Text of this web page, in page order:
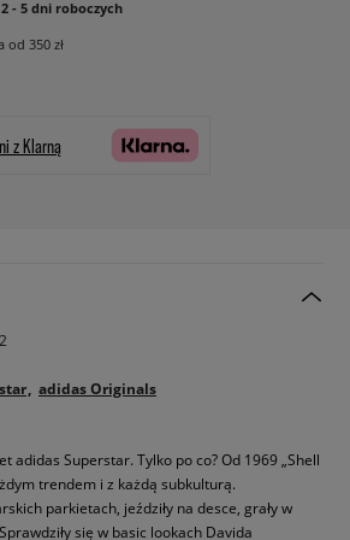
2 - 5 dni roboczych
od 350 zł
z Klarną
adidas Originals
adidas Superstar. Tylko po co? Od 1969 „Shell
trendem i z każdą subkulturą.
parkietach, jeździły na desce, grały w
się w basic lookach Davida